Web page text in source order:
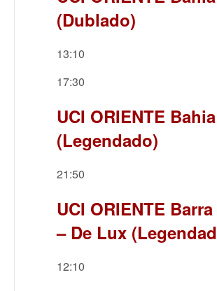
(Dublado)
13:10
17:30
UCI ORIENTE
(Legendado)
21:50
UCI ORIENTE
– De Lux
12:10